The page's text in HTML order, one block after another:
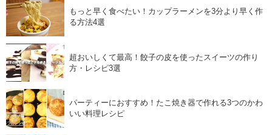
もっと早く食べたい！カップラーメンを3分より早く作
る方法4選
超おいしくて最高！餃子の皮を使ったスイーツの作り
方・レシピ3選
パーティーにおすすめ！たこ焼き器で作れる3つのかわ
いい料理レシピ